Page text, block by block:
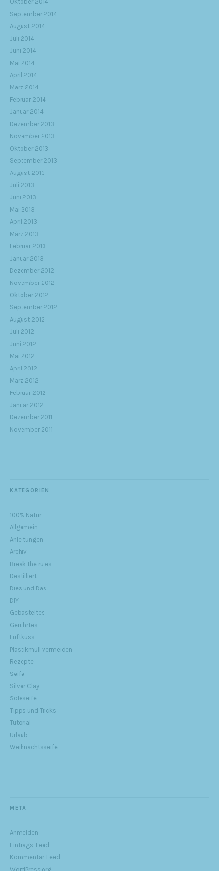
Oktober 2014
September 2014
August 2014
Juli 2014
Juni 2014
Mai 2014
April 2014
März 2014
Februar 2014
Januar 2014
Dezember 2013
November 2013
Oktober 2013
September 2013
August 2013
Juli 2013
Juni 2013
Mai 2013
April 2013
März 2013
Februar 2013
Januar 2013
Dezember 2012
November 2012
Oktober 2012
September 2012
August 2012
Juli 2012
Juni 2012
Mai 2012
April 2012
März 2012
Februar 2012
Januar 2012
Dezember 2011
November 2011
KATEGORIEN
100% Natur
Allgemein
Anleitungen
Archiv
Break the rules
Destilliert
Dies und Das
DIY
Gebasteltes
Gerührtes
Luftkuss
Plastikmüll vermeiden
Rezepte
Seife
Silver Clay
Soleseife
Tipps und Tricks
Tutorial
Urlaub
Weihnachtsseife
META
Anmelden
Eintrags-Feed
Kommentar-Feed
WordPress.org